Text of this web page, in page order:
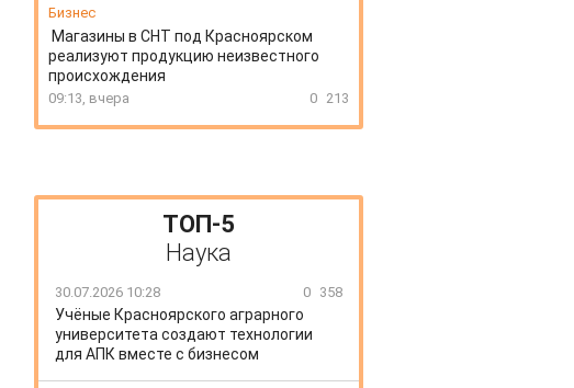
Бизнес
Магазины в СНТ под Красноярском
реализуют продукцию неизвестного
происхождения
09:13, вчера 0 213
ТОП-5
Наука
30.07.2026 10:28 0 358
Учёные Красноярского аграрного
университета создают технологии
для АПК вместе с бизнесом